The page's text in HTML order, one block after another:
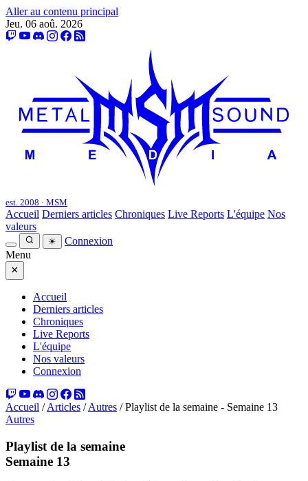
Aller au contenu principal
Jeu. 06 aoû. 2026
est. 2008 · MSM
Accueil Derniers articles Chroniques Live Reports L'équipe Nos
valeurs
☀
Connexion
Menu
×
Accueil
Derniers articles
Chroniques
Live Reports
L'équipe
Nos valeurs
Connexion
Accueil / Articles / Autres / Playlist de la semaine - Semaine 13
Autres
Playlist de la semaine
Semaine 13